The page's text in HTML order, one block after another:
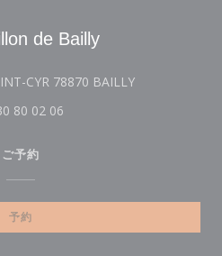
de Bailly
CYR 78870 BAILLY((新しいウィン
80 02 06
ご予約
予約